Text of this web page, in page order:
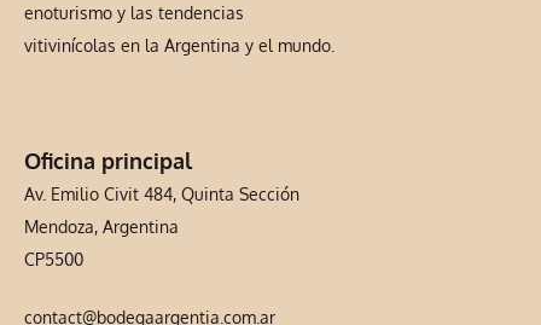
enoturismo y las tendencias
vitivinícolas en la Argentina y el mundo.
Oficina principal
Av. Emilio Civit 484, Quinta Sección
Mendoza, Argentina
CP5500
contact@bodegaargentia.com.ar